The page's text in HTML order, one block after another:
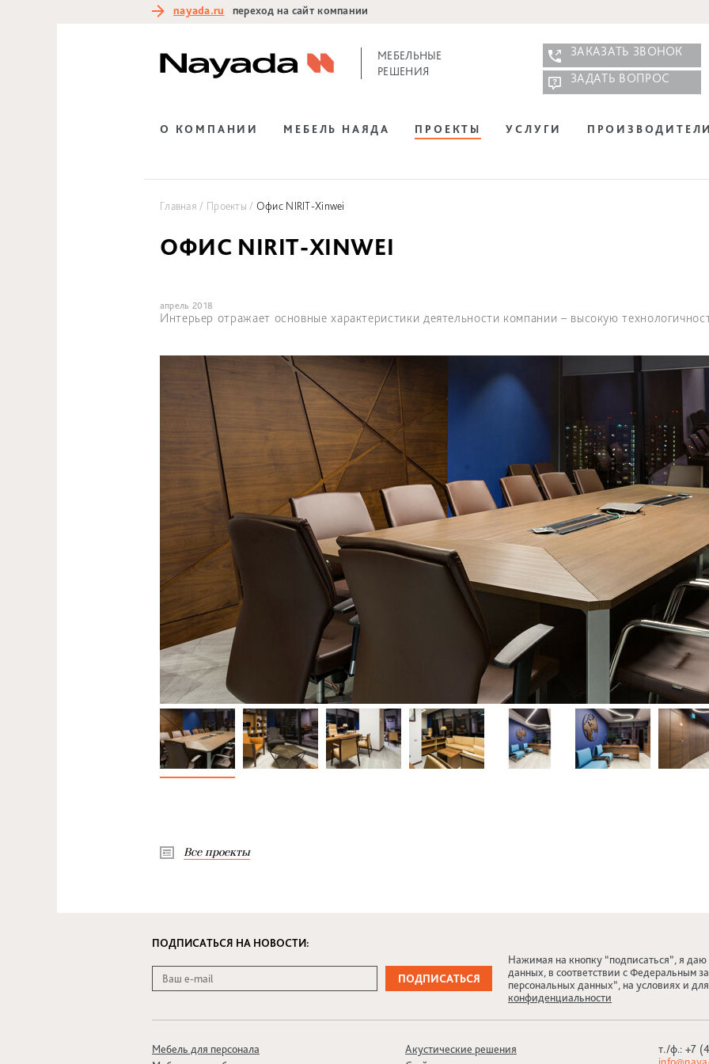
nayada.ru переход на сайт компании
МЕБЕЛЬНЫЕ
РЕШЕНИЯ
ЗАКАЗАТЬ ЗВОНОК
ЗАДАТЬ ВОПРОС
О КОМПАНИИ МЕБЕЛЬ НАЯДА ПРОЕКТЫ УСЛУГИ
Главная Проекты Офис NIRIT-Xinwei
ОФИС NIRIT-XINWEI
апрель 2018
Интерьер отражает основные характеристики деятельности компании – высокую
Все проекты
ПОДПИСАТЬСЯ НА НОВОСТИ:
Нажимая на кнопку “подписаться”, я
данных, в соответствии с Федеральным
персональных данных”, на условиях и
конфиденциальности
Мебель для персонала
Акустические решения
т./ф.: +7